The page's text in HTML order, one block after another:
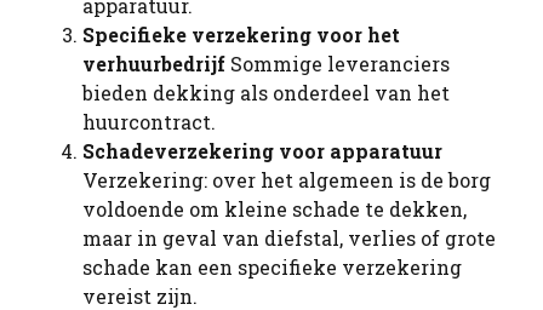
apparatuur.
Specifieke verzekering voor het
verhuurbedrijf Sommige leveranciers
bieden dekking als onderdeel van het
huurcontract.
Schadeverzekering voor apparatuur
Verzekering: over het algemeen is de borg
voldoende om kleine schade te dekken,
maar in geval van diefstal, verlies of grote
schade kan een specifieke verzekering
vereist zijn.